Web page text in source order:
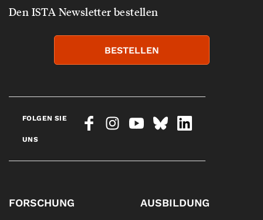
Den ISTA Newsletter bestellen
BESTELLEN
FOLGEN SIE
UNS
FORSCHUNG AUSBILDUNG